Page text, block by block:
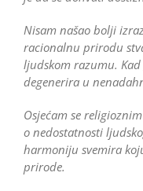
Nisam našao bolji
racionalnu prirodu
ljudskom razumu.
degenerira u
Osjećam se
o nedostatnosti
harmoniju svemira
prirode.